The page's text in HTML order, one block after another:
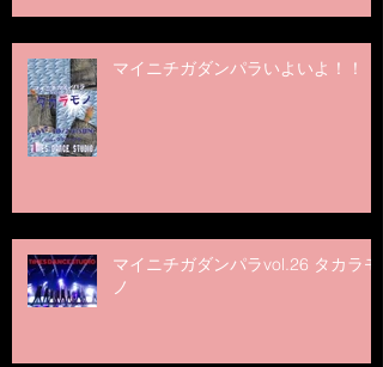
マイニチガダンパラいよいよ！！
マイニチガダンパラvol.26 タカラモ
ノ